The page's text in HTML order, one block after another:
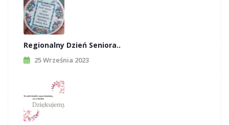
Regionalny Dzień Seniora..
25 Września 2023